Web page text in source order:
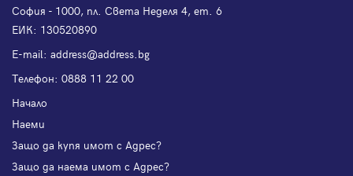
София - 1000, пл. Света Неделя 4, ет. 6
ЕИК: 130520890
Е-mail: address@address.bg
Телефон: 0888 11 22 00
Начало
Наеми
Защо да купя имот с Адрес?
Защо да наема имот с Адрес?